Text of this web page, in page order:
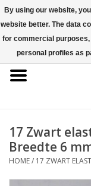
Home
Gekleurde elastiekjes
Elastisch koord
17 Zwart
Breedte 6
HOME/ 17 ZWART
By using our website,
website better. The data
for commercial
personal profiles as